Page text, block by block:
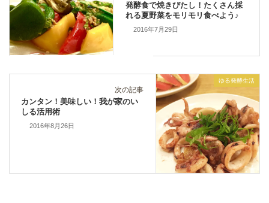
発酵食で焼きびたし！たくさん採
れる夏野菜をモリモリ食べよう♪
2016年7月29日
ゆる発酵生活
次の記事
カンタン！美味しい！我が家のい
しる活用術
2016年8月26日